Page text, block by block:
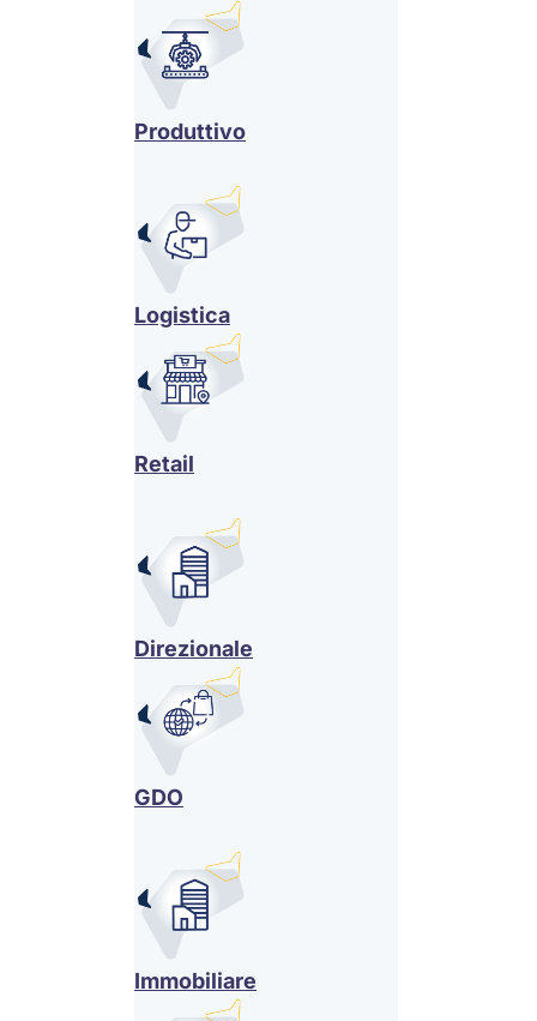
Produttivo
Logistica
Retail
Direzionale
GDO
Immobiliare